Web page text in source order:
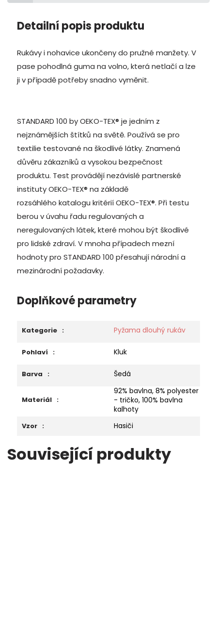
Detailní popis produktu
Rukávy i nohavice ukončeny do pružné manžety. V
pase pohodlná guma na volno, která netlačí a lze
ji v případě potřeby snadno vyměnit.
STANDARD 100 by OEKO-TEX® je jedním z
nejznámějších štítků na světě. Používá se pro
textilie testované na škodlivé látky. Znamená
důvěru zákazníků a vysokou bezpečnost
produktu. Test provádějí nezávislé partnerské
instituty OEKO-TEX® na základě
rozsáhlého katalogu kritérií OEKO-TEX®. Při testu
berou v úvahu řadu regulovaných a
neregulovaných látek, které mohou být škodlivé
pro lidské zdraví. V mnoha případech mezní
hodnoty pro STANDARD 100 přesahují národní a
mezinárodní požadavky.
Doplňkové parametry
Kategorie : Pyžama dlouhý rukáv
Pohlaví : Kluk
Barva : Šedá
Materiál :
92% bavlna, 8% polyester
- tričko, 100% bavlna
kalhoty
Vzor : Hasiči
Související produkty